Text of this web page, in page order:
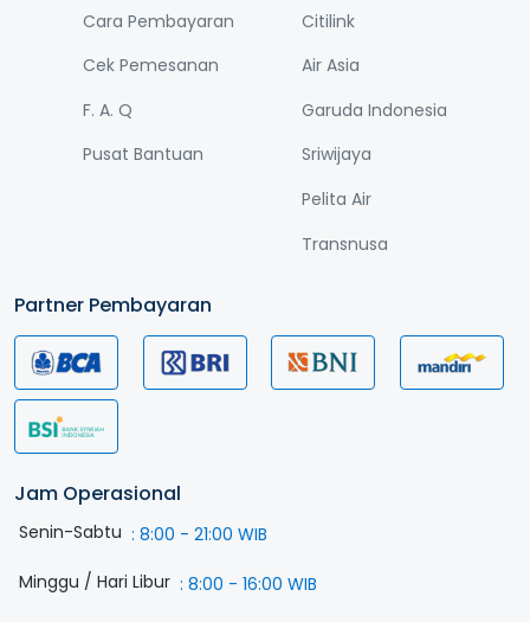
Cara Pembayaran
Cek Pemesanan
F. A. Q
Pusat Bantuan
Citilink
Air Asia
Garuda Indonesia
Sriwijaya
Pelita Air
Transnusa
Partner Pembayaran
Jam Operasional
Senin-Sabtu : 8:00 - 21:00 WIB
Minggu / Hari Libur : 8:00 - 16:00 WIB